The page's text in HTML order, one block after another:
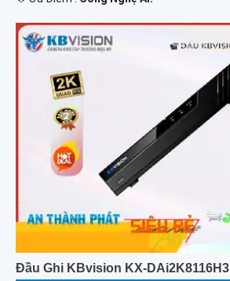
Đầu Ghi KBvision KX-DAi2K8116H3